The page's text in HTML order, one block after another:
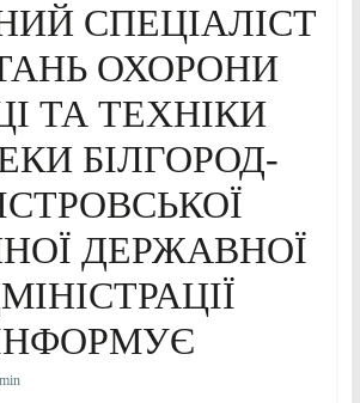
СПЕЦІАЛІСТ
ОХОРОНИ
ТА ТЕХНІКИ
БІЛГОРОД-
ДЕРЖАВНОЇ